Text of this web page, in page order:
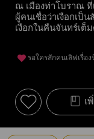
ณ เมืองท่าโบราณ ที่
ผู้คนเชื่อว่าเงือกเป็
เงือกในคืนจันทร์เต็
รอใครสักคนเลิฟเรื่อง
เ